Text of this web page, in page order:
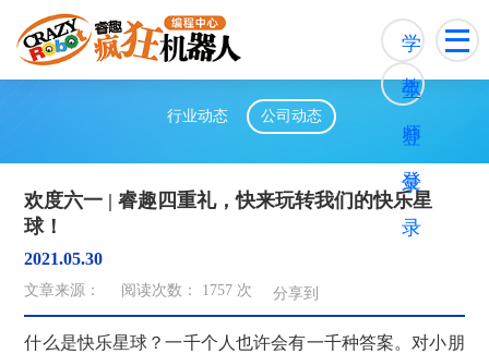
学
生
登
录
教
师
登
录
行业动态 公司动态
欢度六一 | 睿趣四重礼，快来玩转我们的快乐星
球！
2021.05.30
文章来源： 阅读次数： 1757 次 分享到
什么是快乐星球？一千个人也许会有一千种答案。对小朋